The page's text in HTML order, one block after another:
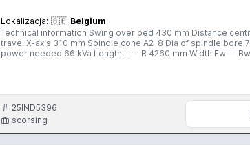
Lokalizacja: 🇧🇪 Belgium
Technical information Swing over bed 430 mm Distance
travel X-axis 310 mm Spindle cone A2-8 Dia of spindle bore
power needed 66 kVa Length L -- R 4260 mm Width Fw --
25IND5396
scorsing